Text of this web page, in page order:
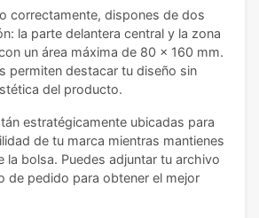
correctamente, dispones de dos
la parte delantera central y la zona
un área máxima de 80 x 160 mm.
permiten destacar tu diseño sin
del producto.
estratégicamente ubicadas para
de tu marca mientras mantienes
la bolsa. Puedes adjuntar tu archivo
de pedido para obtener el mejor